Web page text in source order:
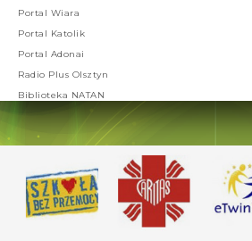
Portal Wiara
Portal Katolik
Portal Adonai
Radio Plus Olsztyn
Biblioteka NATAN